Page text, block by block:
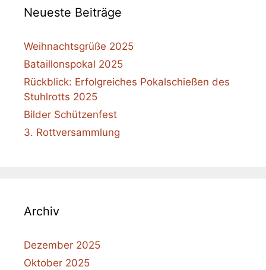
Neueste Beiträge
Weihnachtsgrüße 2025
Bataillonspokal 2025
Rückblick: Erfolgreiches Pokalschießen des
Stuhlrotts 2025
Bilder Schützenfest
3. Rottversammlung
Archiv
Dezember 2025
Oktober 2025